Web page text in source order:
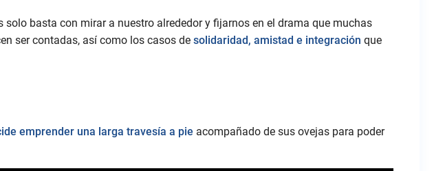
basta con mirar a nuestro alrededor y fijarnos en el drama que muchas
ser contadas, así como los casos de solidaridad, amistad e integración que
emprender una larga travesía a pie acompañado de sus ovejas para poder